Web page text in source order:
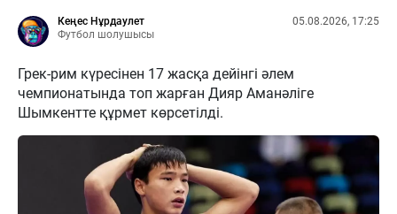
Кеңес Нұрдаулет
Футбол шолушысы
05.08.2026, 17:25
Грек-рим күресінен 17 жасқа дейінгі әлем
чемпионатында топ жарған Дияр Аманәліге
Шымкентте құрмет көрсетілді.